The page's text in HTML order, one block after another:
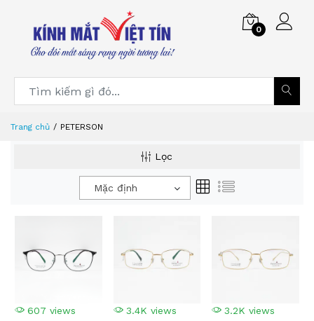
0
Trang chủ PETERSON
Lọc
Mặc định
607 views
3.4K views
3.2K views